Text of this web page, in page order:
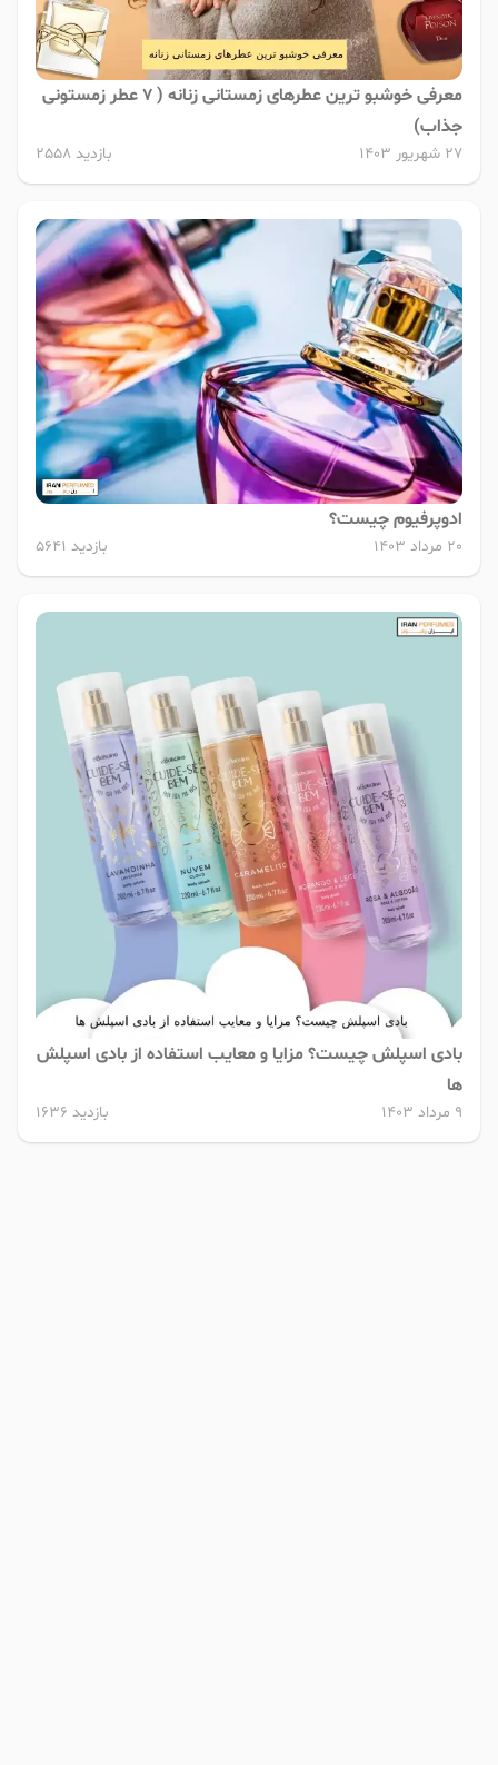
معرفی خوشبو ترین عطرهای زمستانی زنانه ( 7 عطر زمستونی
جذاب)
27 شهریور 1403 بازدید 2558
ادوپرفیوم چیست؟
20 مرداد 1403 بازدید 5641
بادی اسپلش چیست؟ مزایا و معایب استفاده از بادی اسپلش
ها
9 مرداد 1403 بازدید 1636